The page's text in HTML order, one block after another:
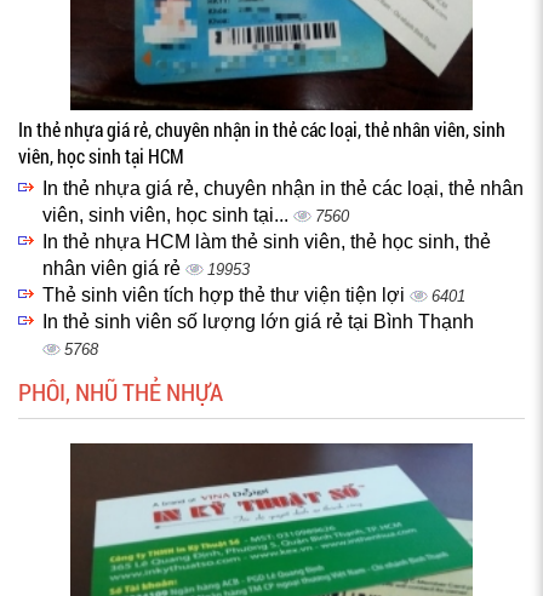
In thẻ nhựa giá rẻ, chuyên nhận in thẻ các loại, thẻ nhân viên, sinh
viên, học sinh tại HCM
In thẻ nhựa giá rẻ, chuyên nhận in thẻ các loại, thẻ nhân
viên, sinh viên, học sinh tại...
7560
In thẻ nhựa HCM làm thẻ sinh viên, thẻ học sinh, thẻ
nhân viên giá rẻ
19953
Thẻ sinh viên tích hợp thẻ thư viện tiện lợi 6401
In thẻ sinh viên số lượng lớn giá rẻ tại Bình Thạnh
5768
PHÔI, NHŨ THẺ NHỰA